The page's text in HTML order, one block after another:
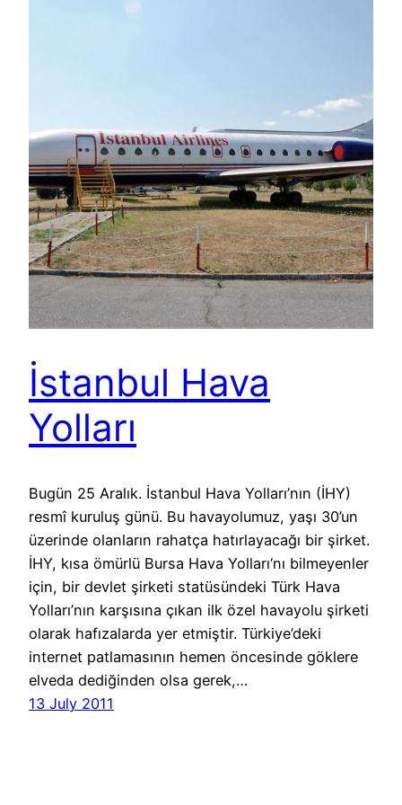
İstanbul Hava
Yolları
Bugün 25 Aralık. İstanbul Hava Yolları’nın (İHY)
resmî kuruluş günü. Bu havayolumuz, yaşı 30’un
üzerinde olanların rahatça hatırlayacağı bir şirket.
İHY, kısa ömürlü Bursa Hava Yolları‘nı bilmeyenler
için, bir devlet şirketi statüsündeki Türk Hava
Yolları’nın karşısına çıkan ilk özel havayolu şirketi
olarak hafızalarda yer etmiştir. Türkiye’deki
internet patlamasının hemen öncesinde göklere
elveda dediğinden olsa gerek,…
13 July 2011